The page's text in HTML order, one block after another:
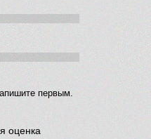
первым.
оценка